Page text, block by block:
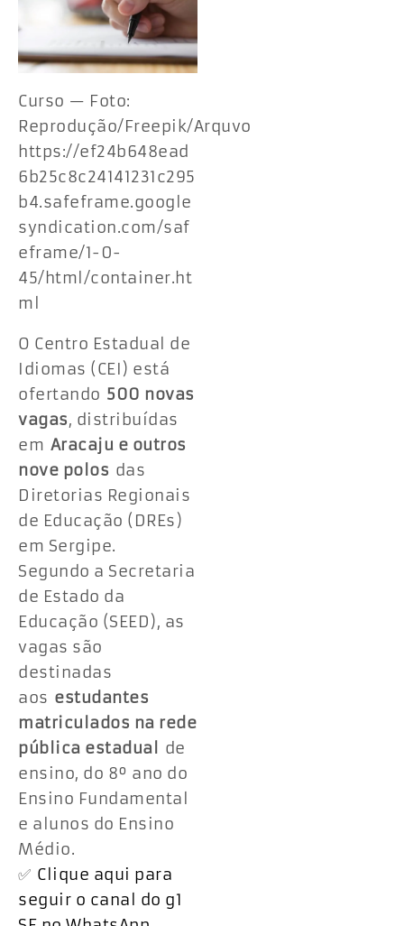
Curso — Foto:
Reprodução/Freepik/Arquvo
https://ef24b648ead
6b25c8c24141231c295
b4.safeframe.google
syndication.com/saf
eframe/1-0-
45/html/container.ht
ml
O Centro Estadual de
Idiomas (CEI) está
ofertando 500 novas
vagas, distribuídas
em Aracaju e outros
nove polos das
Diretorias Regionais
de Educação (DREs)
em Sergipe.
Segundo a Secretaria
de Estado da
Educação (SEED), as
vagas são
destinadas
aos estudantes
matriculados na rede
pública estadual
de
ensino, do 8º ano do
Ensino Fundamental
e alunos do Ensino
Médio.
✅ Clique aqui para
seguir o canal do g1